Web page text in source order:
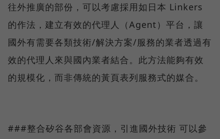
往外推廣的部份，可以考慮採用如日本 Linkers
的作法，建立有效的代理人（Agent）平台，讓
國外有需要各類技術/解決方案/服務的業者透過有
效的代理人來與國內業者結合。此方法能夠有效
的規模化，而非傳統的黃頁表列服務式的媒合。
###整合矽谷各部會資源，引進國外技術 可以參